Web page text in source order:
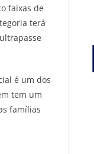
faixas de
terá
é um dos
tem um
famílias